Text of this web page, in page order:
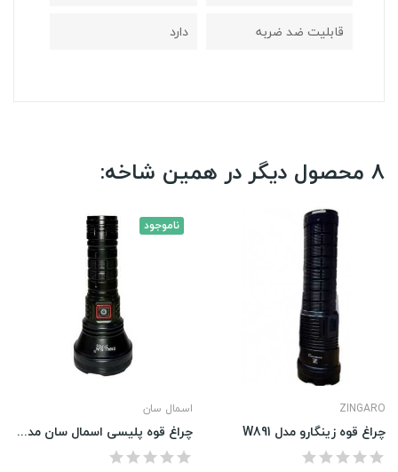
قابلیت ضد ضربه
دارد
8 محصول دیگر در همین شاخه:
ناموجود
اسمال سان
چراغ قوه پلیسی اسمال سان مدل zy-f805
ZINGARO
چراغ قوه زینگارو مدل W891